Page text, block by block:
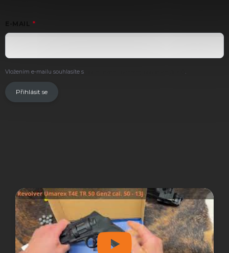
Vložením e-mailu souhlasíte s .
Přihlásit se